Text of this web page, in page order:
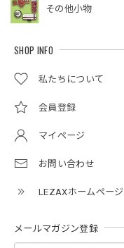
その他小物
SHOP INFO
私たちについて
会員登録
マイページ
お問い合わせ
LEZAXホームページ
メールマガジン登録